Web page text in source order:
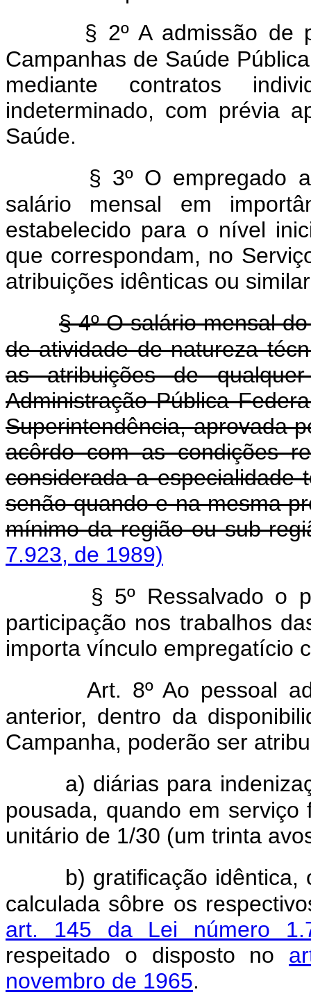
§ 2º A admissão de
Campanhas de Saúde
mediante contratos
indeterminado, com prévia
Saúde.
§ 3º O empregado
salário mensal em
estabelecido para o nível
que correspondam, no
atribuições idênticas ou
§ 4º O salário mensal
de atividade de natureza
as atribuições de
Administração Pública
Superintendência, aprovada
acôrdo com as condições
considerada a especialidade
senão quando e na mesma
mínimo da região ou sub-
7.923, de 1989)
§ 5º Ressalvado o
participação nos trabalhos
importa vínculo empregatício
Art. 8º Ao pessoal
anterior, dentro da
Campanha, poderão ser
a) diárias para
pousada, quando em
unitário de 1/30 (um trinta
b) gratificação idêntica,
calculada sôbre os
art. 145 da Lei número
respeitado o disposto no
novembro de 1965.